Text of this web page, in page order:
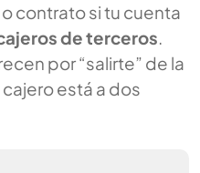
contrato si tu cuenta
de terceros.
por “salirte” de la
está a dos